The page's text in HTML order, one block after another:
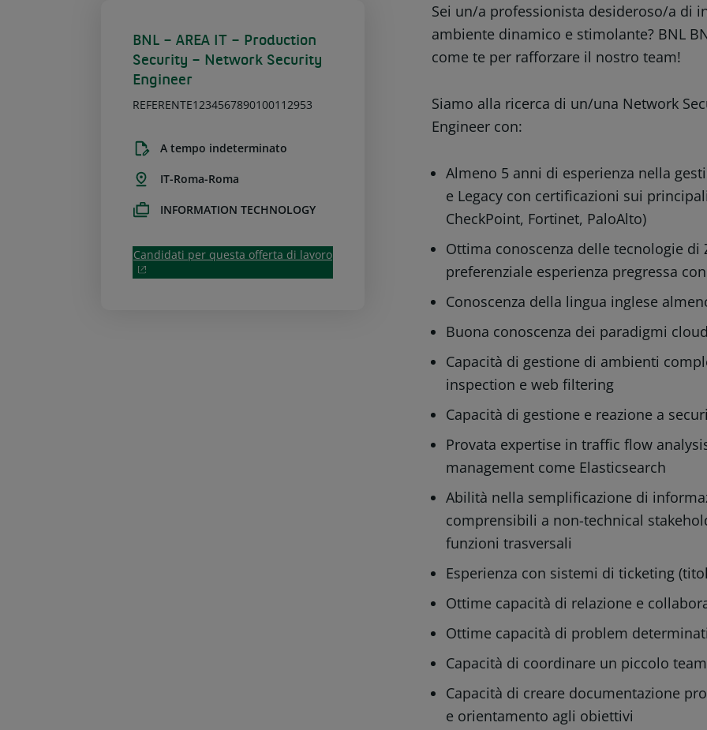
BNL – AREA IT – Production
Security – Network Security
Engineer
REFERENTE1234567890100112953
A tempo indeterminato
IT-Roma-Roma
INFORMATION TECHNOLOGY
Candidati per questa offerta di lavoro
Sei un/a professionista desideroso/a di
ambiente dinamico e stimolante? BNL
come te per rafforzare il nostro team!
Siamo alla ricerca di un/una Network
Engineer con:
Almeno 5 anni di esperienza nella
e Legacy con certificazioni sui
CheckPoint, Fortinet, PaloAlto)
Ottima conoscenza delle tecnologie
preferenziale esperienza pregressa
Conoscenza della lingua inglese
Buona conoscenza dei paradigmi cloud
Capacità di gestione di ambienti
inspection e web filtering
Capacità di gestione e reazione a
Provata expertise in traffic flow
management come Elasticsearch
Abilità nella semplificazione di
comprensibili a non-technical
funzioni trasversali
Esperienza con sistemi di ticketing
Ottime capacità di relazione e
Ottime capacità di problem
Capacità di coordinare un piccolo
Capacità di creare documentazione
e orientamento agli obiettivi